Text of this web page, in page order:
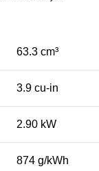
63.3 cm³
3.9 cu-in
2.90 kW
874 g/kWh